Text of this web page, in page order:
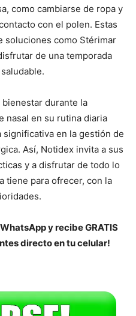
como cambiarse de ropa y
con el polen. Estas
soluciones como Stérimar
de una temporada
durante la
nasal en su rutina diaria
en la gestión de
Así, Notidex invita a sus
y a disfrutar de todo lo
tiene para ofrecer, con la
y recibe GRATIS
directo en tu celular!